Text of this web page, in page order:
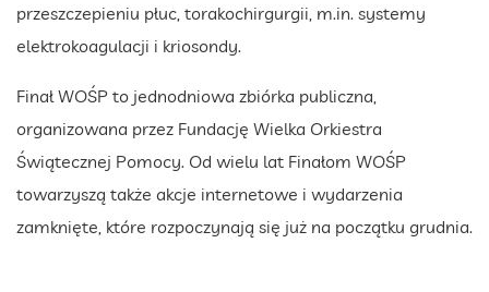
przeszczepieniu płuc, torakochirgurgii, m.in. systemy
elektrokoagulacji i kriosondy.
Finał WOŚP to jednodniowa zbiórka publiczna,
organizowana przez Fundację Wielka Orkiestra
Świątecznej Pomocy. Od wielu lat Finałom WOŚP
towarzyszą także akcje internetowe i wydarzenia
zamknięte, które rozpoczynają się już na początku grudnia.